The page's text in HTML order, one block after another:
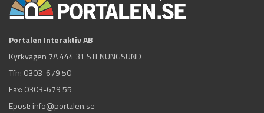
Portalen Interaktiv AB
Kyrkvägen 7A 444 31 STENUNGSUND
Tfn: 0303-679 50
Fax: 0303-679 55
Epost: info@portalen.se